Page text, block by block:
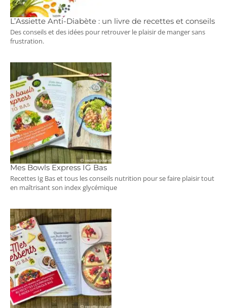
L’Assiette Anti-Diabète : un livre de recettes et conseils
Des conseils et des idées pour retrouver le plaisir de manger sans
frustration.
Mes Bowls Express IG Bas
Recettes Ig Bas et tous les conseils nutrition pour se faire plaisir tout
en maîtrisant son index glycémique